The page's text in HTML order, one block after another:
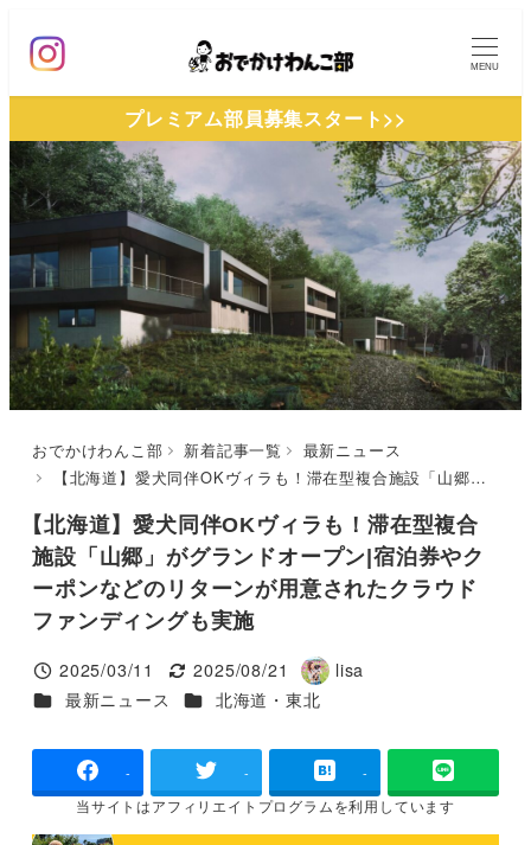
ン
ン
テ
ツ
へ
移
動
MENU
プレミアム部員募集スタート>>
おでかけわんこ部 新着記事一覧
最新ニュース
【北海道】愛犬同伴OKヴィラも！滞在型複合施設「山郷」がグランドオープン|宿泊券やクーポンなどのリターンが用意されたクラウドファンディングも実施
【北海道】愛犬同伴OKヴィラも！滞在型複合
施設「山郷」がグランドオープン|宿泊券やク
ーポンなどのリターンが用意されたクラウド
ファンディングも実施
投稿日
2025/03/11
更新日
2025/08/21
著
者
lisa
カテゴリー
最新ニュース カテゴリー
北海道・東北
- - -
当サイトはアフィリエイトプログラムを利用しています